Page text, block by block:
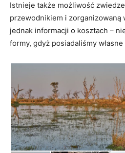
Istnieje także możliwość
przewodnikiem i zorganizowaną
jednak informacji o kosztach –
formy, gdyż posiadaliśmy